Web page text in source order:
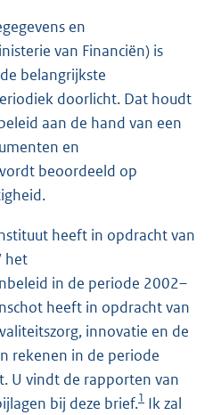
en
van Financiën) is
belangrijkste
doorlicht. Dat houdt
aan de hand van een
en
beoordeeld op
heeft in opdracht van
het
in de periode 2002–
heeft in opdracht van
innovatie en de
rekenen in de periode
U vindt de rapporten van
bij deze brief.1 Ik zal